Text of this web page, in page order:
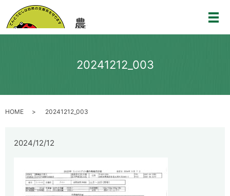
メ
20241212_003
HOME 20241212_003
2024/12/12